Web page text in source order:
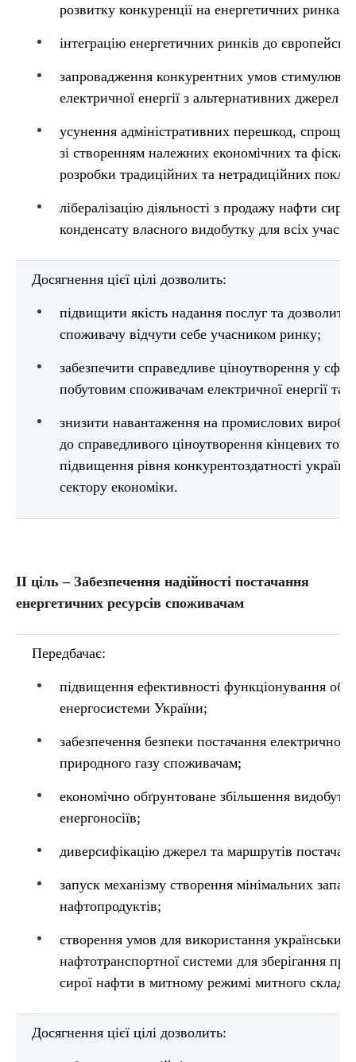
розвитку конкуренції на енергетичних ринках;
інтеграцію енергетичних ринків до
запровадження конкурентних умов
електричної енергії з альтернативних джерел
усунення адміністративних перешкод,
зі створенням належних економічних та
розробки традиційних та нетрадиційних
лібералізацію діяльності з продажу нафти сирої
конденсату власного видобутку для всіх
Досягнення цієї цілі дозволить:
підвищити якість надання послуг та
споживачу відчути себе учасником ринку;
забезпечити справедливе ціноутворення у
побутовим споживачам електричної енергії та
знизити навантаження на промислових
до справедливого ціноутворення кінцевих
підвищення рівня конкурентоздатності
сектору економіки.
ІІ ціль – Забезпечення надійності постачання
енергетичних ресурсів споживачам
Передбачає:
підвищення ефективності функціонування
енергосистеми України;
забезпечення безпеки постачання електричної
природного газу споживачам;
економічно обґрунтоване збільшення
енергоносіїв;
диверсифікацію джерел та маршрутів
запуск механізму створення мінімальних
нафтопродуктів;
створення умов для використання українських
нафтотранспортної системи для зберігання
сирої нафти в митному режимі митного складу.
Досягнення цієї цілі дозволить: